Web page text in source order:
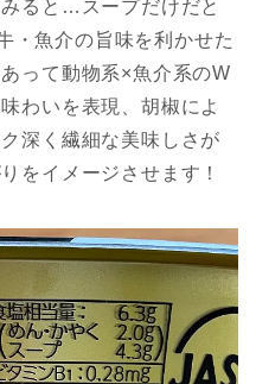
ると…スープだけだと
・魚介の旨味を利かせた
って動物系×魚介系のW
わいを表現、胡椒によ
深く繊細な美味しさが
をイメージさせます！